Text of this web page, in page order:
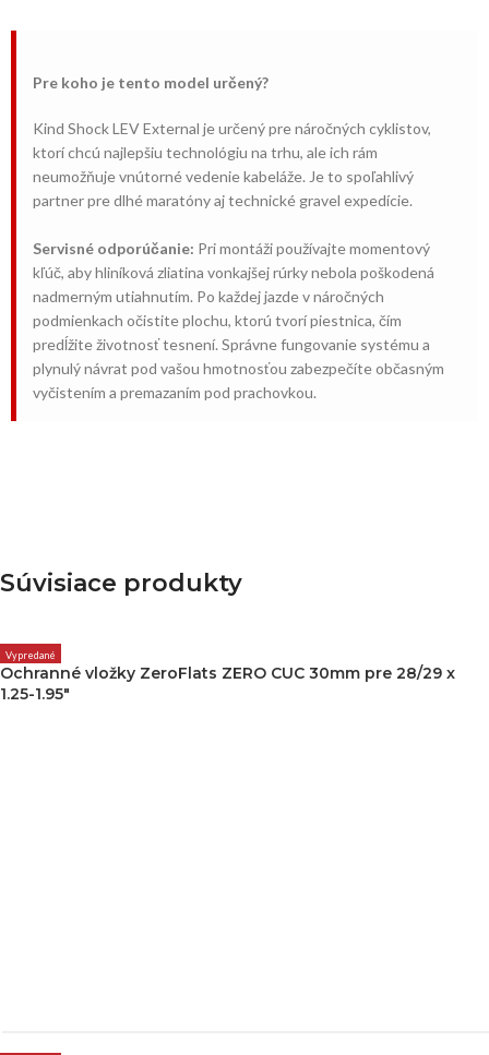
Pre koho je tento model určený?
Kind Shock LEV External je určený pre náročných cyklistov,
ktorí chcú najlepšiu technológiu na trhu, ale ich rám
neumožňuje vnútorné vedenie kabeláže. Je to spoľahlivý
partner pre dlhé maratóny aj technické gravel expedície.
Servisné odporúčanie: Pri montáži používajte momentový
kľúč, aby hliníková zliatina vonkajšej rúrky nebola poškodená
nadmerným utiahnutím. Po každej jazde v náročných
podmienkach očistite plochu, ktorú tvorí piestnica, čím
predĺžite životnosť tesnení. Správne fungovanie systému a
plynulý návrat pod vašou hmotnosťou zabezpečíte občasným
vyčistením a premazaním pod prachovkou.
Súvisiace produkty
Vypredané
Ochranné vložky ZeroFlats ZERO CUC 30mm pre 28/29 x
1.25-1.95″